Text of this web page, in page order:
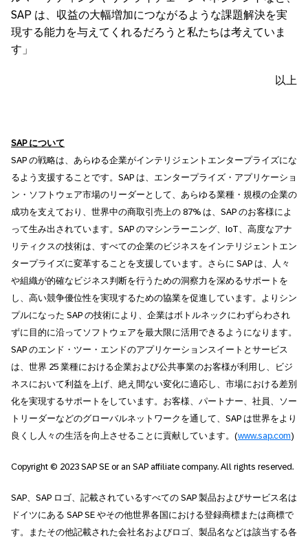
SAP は、収益の大幅増加につながるような課題解決を実
現する能力を与えてくれるだろうと私たちは考えていま
す」
以上
SAP について
SAP の戦略は、あらゆる企業がインテリジェントエンタープライズにな
るよう支援することです。SAP は、エンタープライズ・アプリケーショ
ン・ソフトウェア市場のリーダーとして、あらゆる業種・規模の企業の
成功を支えており、世界中の商取引売上の 87% は、SAP のお客様によ
って生み出されています。SAP のマシンラーニング、IoT、高度なアナ
リティクスの技術は、すべての企業のビジネスをインテリジェントエン
タープライズに変革することを支援しています。さらに SAP は、人々
や組織が的確なビジネス判断を行うための洞察力を深めるサポートを
し、高い競争優位性を実現するための協業を促進しています。よりシン
プルになった SAP の技術により、企業はボトルネックにわずらわされ
ずに目的に沿ってソフトウェアを最大限に活用できるようになります。
SAP のエンド・ツー・エンドのアプリケーションスイートとサービス
は、世界 25 業種における企業および公共事業のお客様が利用し、ビジ
ネスにおいて利益を上げ、絶え間ない変化に適応し、市場における差別
化を実現するサポートをしています。お客様、パートナー、社員、ソー
トリーダーなどのグローバルネットワークを通して、SAP は世界をより
良くし人々の生活を向上させることに貢献しています。(www.sap.com)
Copyright © 2023 SAP SE or an SAP affiliate company. All rights reserved.
SAP、SAP ロゴ、記載されているすべての SAP 製品およびサービス名は
ドイツにある SAP SE やその他世界各国における登録商標または商標で
す。またその他記載された会社名およびロゴ、製品名などは該当する各